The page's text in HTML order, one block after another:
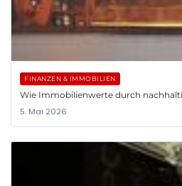
FINANZEN & IMMOBILIEN
Wie Immobilienwerte durch
5. Mai 2026